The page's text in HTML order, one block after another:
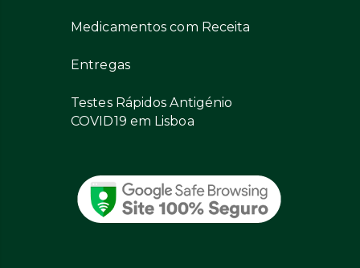
Medicamentos com Receita
Entregas
Testes Rápidos Antigénio
COVID19 em Lisboa